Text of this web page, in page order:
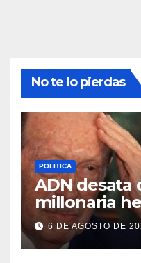
No te lo pierdas
POLITICA
ADN desata
millonaria
Stroessner
6 DE AGOSTO DE